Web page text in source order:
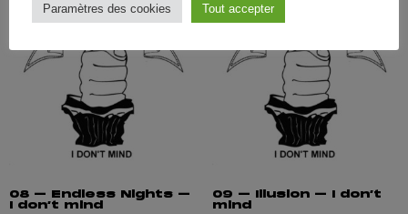
08 – Endless Nights –
I don’t mind
09 – Illusion – I don’t
mind
Paramètres des cookies Tout accepter